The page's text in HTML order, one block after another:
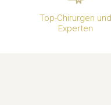
Top-Chirurgen und
Experten